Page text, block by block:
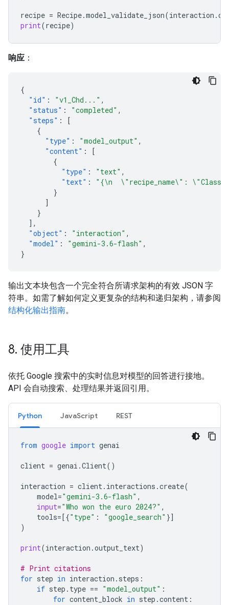
recipe = Recipe.model_validate_json(interaction .
print(recipe)
响应 ：
{
"id" : "v1_Chd..." ,
"status" : "completed" ,
"steps" :
[
{
"type" : "model_output" ,
"content" :
[
{
"type" : "text" ,
"text" :
"{\n  \"recipe_name\":
}
]
}
],
"object" : "interaction" ,
"model" : "gemini-3.6-flash" ,
}
输出文本块包含一个完全符合所请求架构的有效 JSON 字
符串。如需了解如何定义更复杂的结构和递归架构，请参阅
结构化输出指南。
8. 使用工具
依托 Google 搜索中的实时信息对模型的回答进行接地。
API 会自动搜索、处理结果并返回引用。
Python JavaScript REST
from google import genai
client = genai .Client()
interaction = client. interactions .create(
model="gemini-3.6-flash" ,
input="Who won the euro 2024?" ,
tools=[{"type" : "google_search" }]
)
print(interaction .output_text)
# Print citations
for step in interaction . steps :
if step . type == "model_output" :
for content_block in step .content :